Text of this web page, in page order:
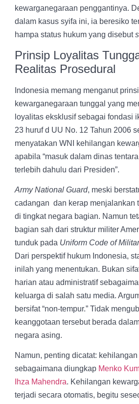
kewarganegaraan penggantinya.
dalam kasus syifa ini, ia beresiko
hampa status hukum yang disebut
Prinsip Loyalitas
Realitas Prosedural
Indonesia memang menganut
kewarganegaraan tunggal yang
loyalitas eksklusif sebagai fondasi
23 huruf d UU No. 12 Tahun 2006
menyatakan WNI kehilangan
apabila “masuk dalam dinas
terlebih dahulu dari Presiden”.
Army National Guard, meski
cadangan dan kerap menjalankan
di tingkat negara bagian. Namun
bagian sah dari struktur militer
tunduk pada Uniform Code of
Dari perspektif hukum Indonesia,
inilah yang menentukan. Bukan
harian atau administratif
keluarga di salah satu media.
bersifat “non-tempur.” Tidak
keanggotaan tersebut berada
negara asing.
Namun, penting dicatat:
sebagaimana diungkap Menko
Ihza Mahendra. Kehilangan
terjadi secara otomatis, begitu